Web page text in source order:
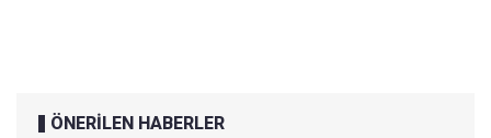
ÖNERİLEN HABERLER